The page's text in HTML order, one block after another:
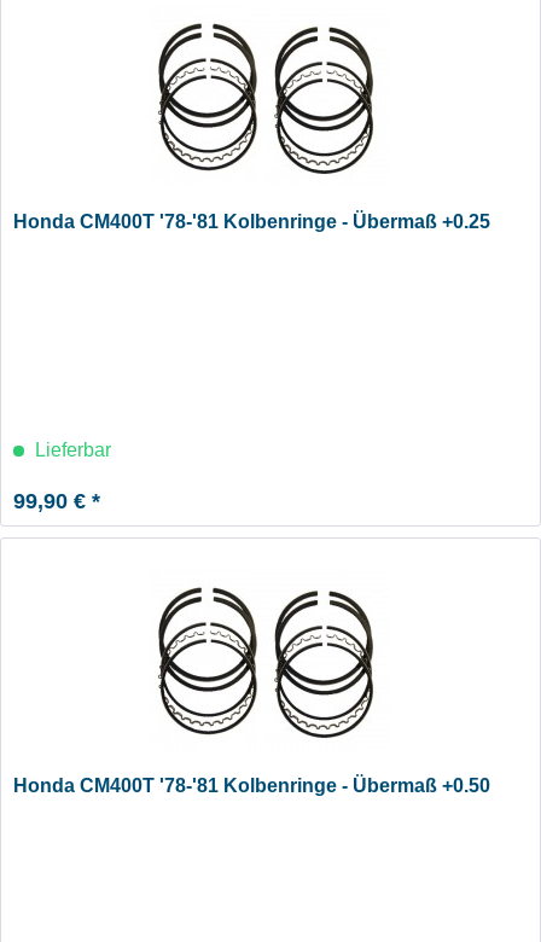
Honda CM400T '78-'81 Kolbenringe - Übermaß +0.25
Lieferbar
99,90 € *
Honda CM400T '78-'81 Kolbenringe - Übermaß +0.50